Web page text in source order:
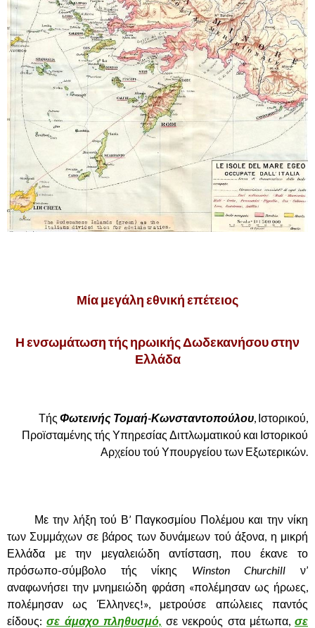
Μία μεγάλη εθνική επέτειος
Η ενσωμάτωση τής ηρωικής Δωδεκανήσου στην
Ελλάδα
Τής Φωτεινής Τομαή-Κωνσταντοπούλου Ιστορικού,
Προϊσταμένης τής Υπηρεσίας Διττλωματικού και Ιστορικού
Αρχείου τού Υπουργείου των Εξωτερικών.
Με την λήξη τού Β’ Παγκοσμίου Πολέμου και την νίκη
των Συμμάχων σε βάρος των δυνάμεων τού άξονα, η μικρή
Ελλάδα με την μεγαλειώδη αντίσταση, που έκανε το
πρόσωπο-σύμβολο τής νίκης Winston Churchill ν’
αναφωνήσει την μνημειώδη φράση «πολέμησαν ως ήρωες,
πολέμησαν ως Έλληνες!», μετρούσε απώλειες παντός
είδους:σε άμαχο πληθυσμό, σε νεκρούς στα μέτωπα, σε